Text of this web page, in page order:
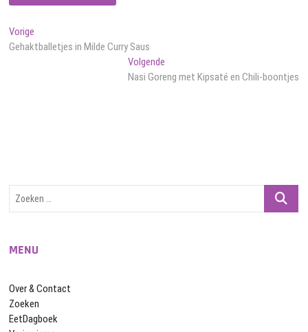
Bericht
navigatie
Vorige
bericht:
Gehaktballetjes in Milde Curry Saus
VolgendeVolgend
bericht:
Nasi Goreng met Kipsaté en Chili-boontjes
Zoeken
MENU
Over & Contact
Zoeken
EetDagboek